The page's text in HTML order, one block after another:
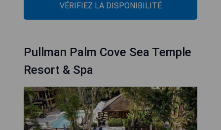
VÉRIFIEZ LA DISPONIBILITÉ
Pullman Palm Cove Sea Temple
Resort & Spa